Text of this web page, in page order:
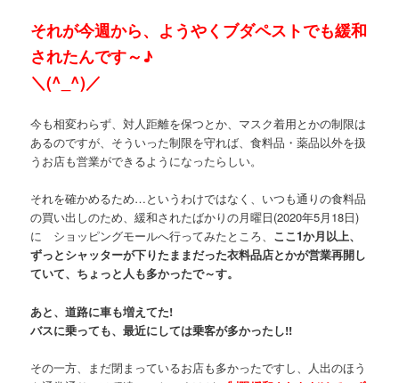
それが今週から、ようやくブダペストでも緩和
されたんです～♪
＼(^_^)／
今も相変わらず、対人距離を保つとか、マスク着用とかの制限は
あるのですが、そういった制限を守れば、食料品・薬品以外を扱
うお店も営業ができるようになったらしい。
それを確かめるため…というわけではなく、いつも通りの食料品
の買い出しのため、緩和されたばかりの月曜日(2020年5月18日)
に ショッピングモールへ行ってみたところ、 ここ1か月以上、
ずっとシャッターが下りたままだった衣料品店とかが営業再開し
ていて、ちょっと人も多かったで～す。
あと、道路に車も増えてた!
バスに乗っても、最近にしては乗客が多かったし!!
その一方、まだ閉まっているお店も多かったですし、人出のほう